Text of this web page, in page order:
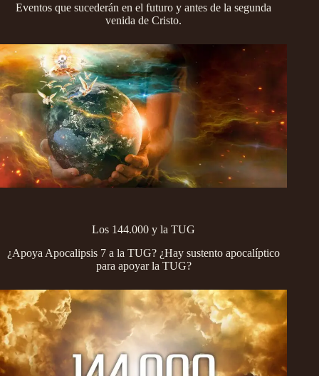
Eventos que sucederán en el futuro y antes de la segunda
venida de Cristo.
Los 144.000 y la TUG
¿Apoya Apocalipsis 7 a la TUG? ¿Hay sustento apocalíptico
para apoyar la TUG?